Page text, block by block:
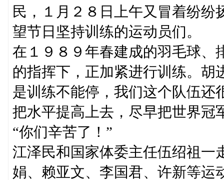
民，１月２８日上午又冒着纷
望节日坚持训练的运动员们。
在１９８９年春建成的羽毛球、
的指挥下，正加紧进行训练。胡
是训练不能停，我们这个队伍还
把水平提高上去，尽早把世界冠
“你们辛苦了！”
江泽民和国家体委主任伍绍祖一
娟、赖亚文、李国君、许新等运